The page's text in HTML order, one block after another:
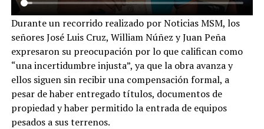
Durante un recorrido realizado por Noticias MSM, los
señores José Luis Cruz, William Núñez y Juan Peña
expresaron su preocupación por lo que califican como
“una incertidumbre injusta”, ya que la obra avanza y
ellos siguen sin recibir una compensación formal, a
pesar de haber entregado títulos, documentos de
propiedad y haber permitido la entrada de equipos
pesados a sus terrenos.